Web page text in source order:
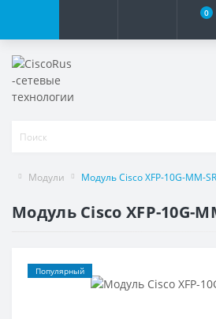
0
Модули Модуль Cisco XFP-10G-MM-SR
Модуль Cisco XFP-10G-
Популярный